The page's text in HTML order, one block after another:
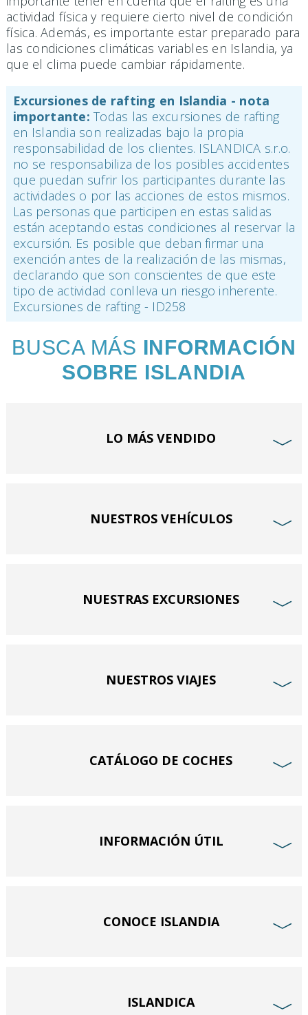
actividad física y requiere cierto nivel de condición
física. Además, es importante estar preparado para
las condiciones climáticas variables en Islandia, ya
que el clima puede cambiar rápidamente.
Excursiones de rafting en Islandia - nota
importante: Todas las excursiones de rafting
en Islandia son realizadas bajo la propia
responsabilidad de los clientes. ISLANDICA s.r.o.
no se responsabiliza de los posibles accidentes
que puedan sufrir los participantes durante las
actividades o por las acciones de estos mismos.
Las personas que participen en estas salidas
están aceptando estas condiciones al reservar la
excursión. Es posible que deban firmar una
exención antes de la realización de las mismas,
declarando que son conscientes de que este
tipo de actividad conlleva un riesgo inherente.
Excursiones de rafting - ID258
BUSCA MÁS INFORMACIÓN
SOBRE ISLANDIA
LO MÁS VENDIDO ﹀
NUESTROS VEHÍCULOS ﹀
NUESTRAS EXCURSIONES ﹀
NUESTROS VIAJES ﹀
CATÁLOGO DE COCHES ﹀
INFORMACIÓN ÚTIL ﹀
CONOCE ISLANDIA ﹀
ISLANDICA ﹀